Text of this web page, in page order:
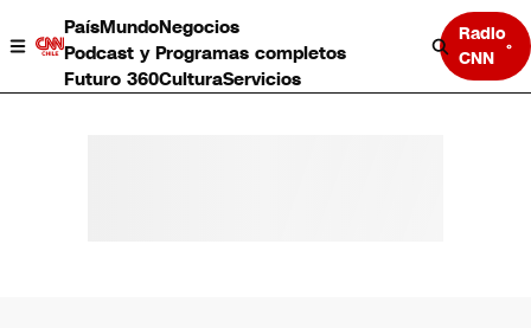
PaísMundoNegocios
Podcast y Programas completos
Futuro 360CulturaServicios
Radio
CNN